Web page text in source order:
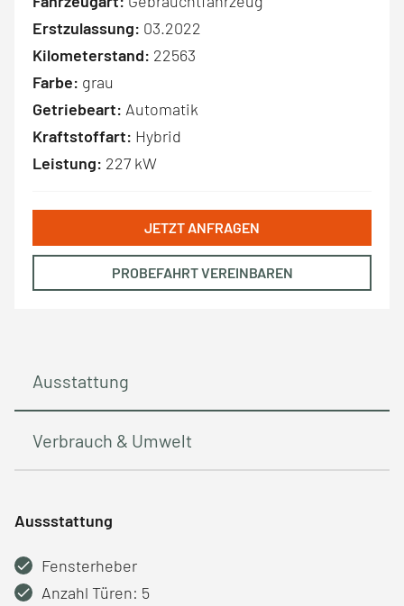
Erstzulassung: 03.2022
Kilometerstand: 22563
Farbe: grau
Getriebeart: Automatik
Kraftstoffart: Hybrid
Leistung: 227 kW
JETZT ANFRAGEN
PROBEFAHRT VEREINBAREN
Ausstattung
Verbrauch & Umwelt
Aussstattung
Fensterheber
Anzahl Türen: 5